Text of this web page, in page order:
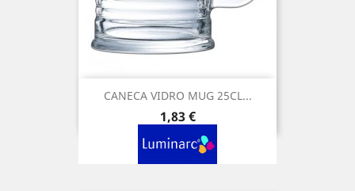
CANECA VIDRO MUG 25CL...
Preço
1,83 €